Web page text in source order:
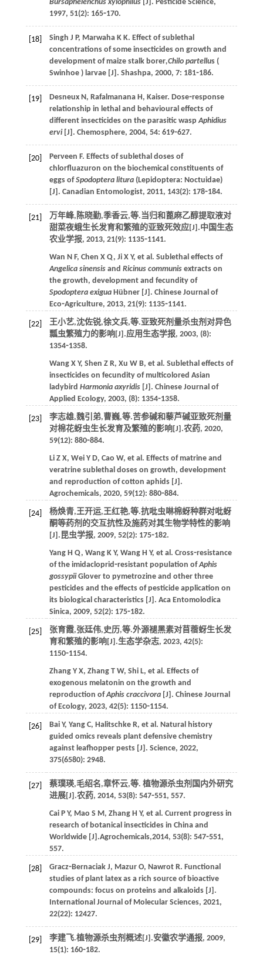
Bursaphelenchus xylophilus[J]. Pesticide Science,
1997, 51(2): 165⁃170.
[18] Singh J P, Marwaha K K. Effect of sublethal
concentrations of some insecticides on growth and
development of maize stalk borer,Chilo partellus (
Swinhoe ) larvae [J]. Shashpa, 2000, 7: 181⁃186.
[19] Desneux N, Rafalmanana H, Kaiser. Dose⁃response
relationship in lethal and behavioural effects of
different insecticides on the parasitic waspAphidius
ervi[J]. Chemosphere, 2004, 54: 619⁃627.
[20] Perveen F. Effects of sublethal doses of
chlorfluazuron on the biochemical constituents of
eggs ofSpodoptera litura(Lepidoptera: Noctuidae)
[J]. Canadian Entomologist, 2011, 143(2): 178⁃184.
[21] 万年峰,陈晓勤,季香云,等.当归和蓖麻乙醇提取液对
甜菜夜蛾生长发育和繁殖的亚致死效应[J].中国生态
农业学报, 2013, 21(9): 1135⁃1141.
Wan N F, Chen X Q, Ji X Y, et al. Sublethal effects of
Angelica sinensisand Ricinus communisextracts on
the growth, development and fecundity of
Spodoptera exiguaHübner [J]. Chinese Journal of
Eco⁃Agriculture, 2013, 21(9): 1135⁃1141.
[22] 王小艺,沈佐锐,徐文兵,等.亚致死剂量杀虫剂对异色
瓢虫繁殖力的影响[J].应用生态学报, 2003, (8):
1354⁃1358.
Wang X Y, Shen Z R, Xu W B, et al. Sublethal effects of
insecticides on fecundity of multicolored Asian
ladybird Harmonia axyridis[J]. Chinese Journal of
Applied Ecology, 2003, (8): 1354⁃1358.
[23] 李志雄,魏引弟,曹巍,等.苦参碱和藜芦碱亚致死剂量
对棉花蚜虫生长发育及繁殖的影响[J].农药, 2020,
59(12): 880⁃884.
Li Z X, Wei Y D, Cao W, et al. Effects of matrine and
veratrine sublethal doses on growth, development
and reproduction of cotton aphids [J].
Agrochemicals, 2020, 59(12): 880⁃884.
[24] 杨焕青,王开运,王红艳,等.抗吡虫啉棉蚜种群对吡蚜
酮等药剂的交互抗性及施药对其生物学特性的影响
[J].昆虫学报, 2009, 52(2): 175⁃182.
Yang H Q, Wang K Y, Wang H Y, et al. Cross⁃resistance
of the imidacloprid⁃resistant population ofAphis
gossypiiGlover to pymetrozine and other three
pesticides and the effects of pesticide application on
its biological characteristics [J]. Aca Entomolodica
Sinica, 2009, 52(2): 175⁃182.
[25] 张育霞,张廷伟,史历,等.外源褪黑素对苜蓿蚜生长发
育和繁殖的影响[J].生态学杂志, 2023, 42(5):
1150⁃1154.
Zhang Y X, Zhang T W, Shi L, et al. Effects of
exogenous melatonin on the growth and
reproduction ofAphis craccivora[J]. Chinese Journal
of Ecology, 2023, 42(5): 1150⁃1154.
[26] Bai Y, Yang C, Halitschke R, et al. Natural history
guided omics reveals plant defensive chemistry
against leafhopper pests [J]. Science, 2022,
375(6580): 2948.
[27] 蔡璞瑛,毛绍名,章怀云,等. 植物源杀虫剂国内外研究
进展[J].农药, 2014, 53(8): 547⁃551, 557.
Cai P Y, Mao S M, Zhang H Y, et al. Current progress in
research of botanical insecticides in China and
Worldwide [J].Agrochemicals,2014, 53(8): 547⁃551,
557.
[28] Gracz⁃Bernaciak J, Mazur O, Nawrot R. Functional
studies of plant latex as a rich source of bioactive
compounds: focus on proteins and alkaloids [J].
International Journal of Molecular Sciences, 2021,
22(22): 12427.
[29] 李建飞.植物源杀虫剂概述[J].安徽农学通报, 2009,
15(1): 160⁃182.